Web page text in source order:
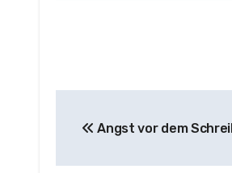
Angst vor dem